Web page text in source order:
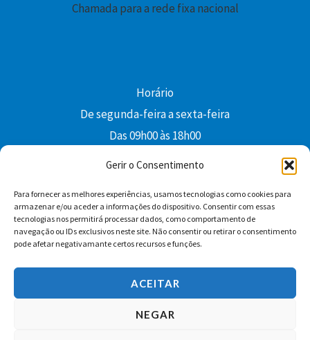
Gerir o Consentimento
Para fornecer as melhores experiências, usamos tecnologias como cookies para
armazenar e/ou aceder a informações do dispositivo. Consentir com essas
tecnologias nos permitirá processar dados, como comportamento de
navegação ou IDs exclusivos neste site. Não consentir ou retirar o consentimento
pode afetar negativamante certos recursos e funções.
ACEITAR
NEGAR
Chamada para a rede fixa nacional
Horário
De segunda-feira a sexta-feira
Das 09h00 às 18h00
Facebook YouTube Instagram
Whatsapp
Condições Gerais de Venda